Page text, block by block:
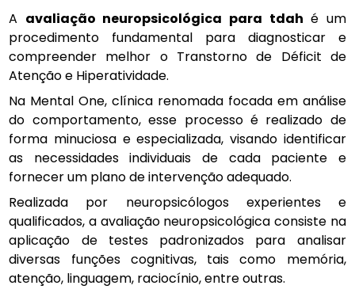
A avaliação neuropsicológica para tdah é um
procedimento fundamental para diagnosticar e
compreender melhor o Transtorno de Déficit de
Atenção e Hiperatividade.
Na Mental One, clínica renomada focada em análise
do comportamento, esse processo é realizado de
forma minuciosa e especializada, visando identificar
as necessidades individuais de cada paciente e
fornecer um plano de intervenção adequado.
Realizada por neuropsicólogos experientes e
qualificados, a avaliação neuropsicológica consiste na
aplicação de testes padronizados para analisar
diversas funções cognitivas, tais como memória,
atenção, linguagem, raciocínio, entre outras.